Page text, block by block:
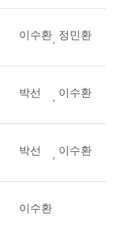
이수환, 정민환
박선 , 이수환
박선 , 이수환
이수환